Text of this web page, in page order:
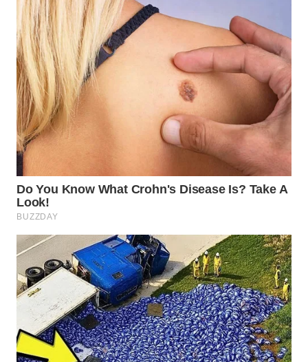
SUMEDANG
WN
CIANJUR
WN
KEPULAUAN
SERIBU
WN
BINJAI
WN
CIREBON
WN
INDRAMAYU